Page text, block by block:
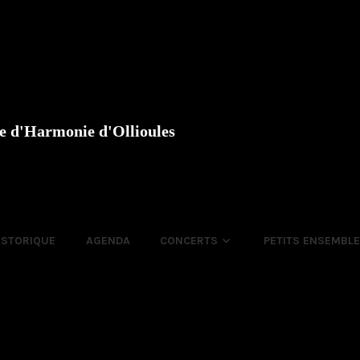
d'Harmonie d'Ollioules
AGENDA CONCERTS PETITS